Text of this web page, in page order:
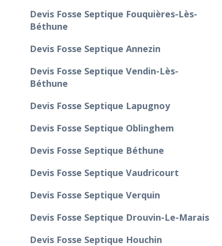
Devis Fosse Septique Fouquières-Lès-
Béthune
Devis Fosse Septique Annezin
Devis Fosse Septique Vendin-Lès-
Béthune
Devis Fosse Septique Lapugnoy
Devis Fosse Septique Oblinghem
Devis Fosse Septique Béthune
Devis Fosse Septique Vaudricourt
Devis Fosse Septique Verquin
Devis Fosse Septique Drouvin-Le-Marais
Devis Fosse Septique Houchin